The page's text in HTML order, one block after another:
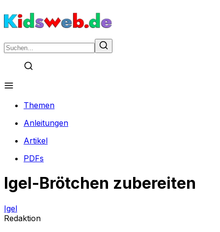
Themen
Anleitungen
Artikel
PDFs
Igel-Brötchen zubereiten
Igel
Redaktion